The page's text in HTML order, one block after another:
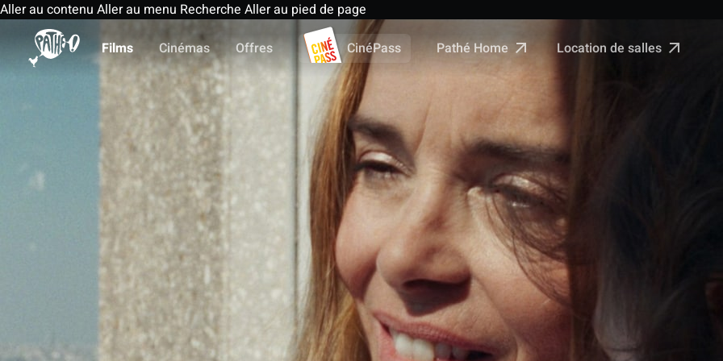
Aller au contenu Aller au menu Recherche Aller au pied de page
Films
Cinémas Offres CinéPass Pathé Home Location de salles